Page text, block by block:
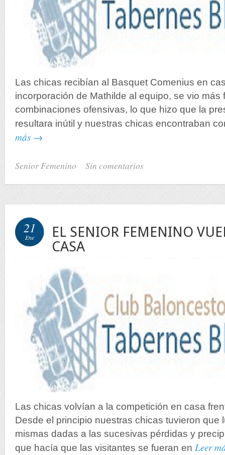
Las chicas recibían al Basquet Comenius en
incorporación de Mathilde al equipo, se vio más
combinaciones ofensivas, lo que hizo que la
resultara inútil y nuestras chicas encontraban
más →
Senior Femenino Sin comentarios
21
Ene
EL SENIOR FEMENINO
CASA
Las chicas volvían a la competición en casa
Desde el principio nuestras chicas tuvieron que
mismas dadas a las sucesivas pérdidas y
que hacía que las visitantes se fueran en Leer